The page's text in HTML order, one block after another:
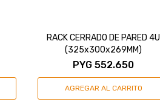
RACK CERRADO DE PARED 4U
(325x300x269MM)
PYG 552.650